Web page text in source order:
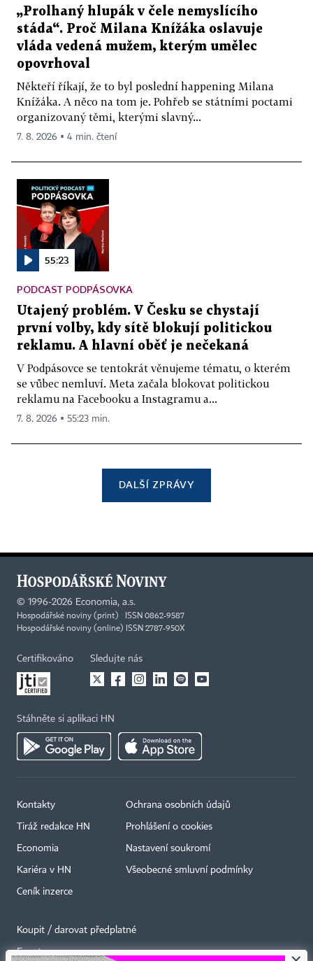
„Prolhaný hlupák v čele nemyslícího
stáda“. Proč Milana Knížáka oslavuje
vláda vedená mužem, kterým umělec
opovrhoval
Někteří říkají, že to byl poslední happening Milana
Knížáka. A něco na tom je. Pohřeb se státními poctami
organizovaný těmi, kterými slavný...
7. 8. 2026 ▪ 4 min. čtení
55:23
PODCAST PODPÁSOVKA
Utajený problém. V Česku se chystají
první volby, kdy sítě blokují politickou
reklamu. A hlavní oběť je nečekaná
V Podpásovce se tentokrát věnujeme tématu, o kterém
se vůbec nemluví. Meta začala blokovat politickou
reklamu na Facebooku a Instagramu a...
7. 8. 2026 ▪ 55:23 min.
DALŠÍ ZPRÁVY
© 1996-2026 Economia, a.s.
Hospodářské noviny (print) ISSN 0862-9587
Hospodářské noviny (online) ISSN 2787-950X
Certifikováno Sledujte nás
Stáhněte si aplikaci HN
Kontakty
Tiráž redakce HN
Economia
Kariéra v HN
Ceník inzerce
Ochrana osobních údajů
Prohlášení o cookies
Nastavení soukromí
Všeobecné smluvní podmínky
Koupit / darovat předplatné
Eventy